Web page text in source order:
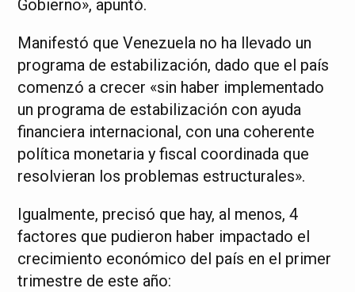
Gobierno», apuntó.
Manifestó que Venezuela no ha llevado un
programa de estabilización, dado que el país
comenzó a crecer «sin haber implementado
un programa de estabilización con ayuda
financiera internacional, con una coherente
política monetaria y fiscal coordinada que
resolvieran los problemas estructurales».
Igualmente, precisó que hay, al menos, 4
factores que pudieron haber impactado el
crecimiento económico del país en el primer
trimestre de este año: